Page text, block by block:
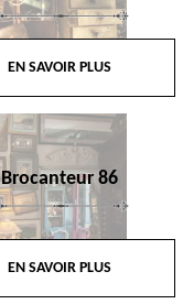
EN SAVOIR PLUS
Brocanteur 86
EN SAVOIR PLUS